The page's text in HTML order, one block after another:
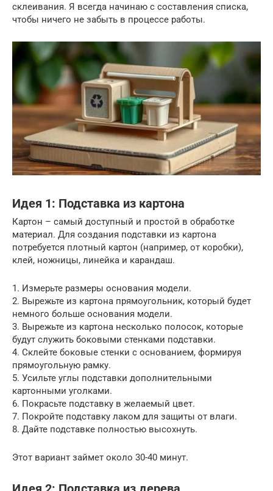
склеивания. Я всегда начинаю с составления списка,
чтобы ничего не забыть в процессе работы.
Идея 1: Подставка из картона
Картон – самый доступный и простой в обработке
материал. Для создания подставки из картона
потребуется плотный картон (например, от коробки),
клей, ножницы, линейка и карандаш.
1. Измерьте размеры основания модели.
2. Вырежьте из картона прямоугольник, который будет
немного больше основания модели.
3. Вырежьте из картона несколько полосок, которые
будут служить боковыми стенками подставки.
4. Склейте боковые стенки с основанием, формируя
прямоугольную рамку.
5. Усильте углы подставки дополнительными
картонными уголками.
6. Покрасьте подставку в желаемый цвет.
7. Покройте подставку лаком для защиты от влаги.
8. Дайте подставке полностью высохнуть.
Этот вариант займет около 30-40 минут.